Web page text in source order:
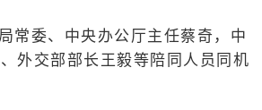
常委、中央办公厅主任蔡奇，中
外交部部长王毅等陪同人员同机